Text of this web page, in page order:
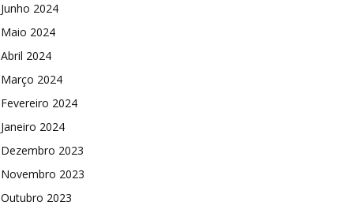
Junho 2024
Maio 2024
Abril 2024
Março 2024
Fevereiro 2024
Janeiro 2024
Dezembro 2023
Novembro 2023
Outubro 2023